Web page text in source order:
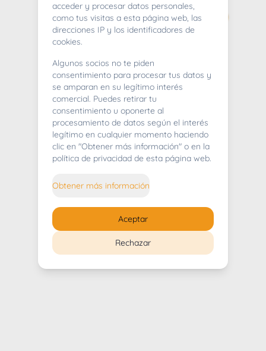
404
Whoops! Lo sentimos mucho.
acceder y procesar datos personales,
como tus visitas a esta página web, las
direcciones IP y los identificadores de
cookies.
Algunos socios no te piden
consentimiento para procesar tus datos y
se amparan en su legítimo interés
comercial. Puedes retirar tu
consentimiento u oponerte al
procesamiento de datos según el interés
legítimo en cualquier momento haciendo
clic en "Obtener más información" o en la
política de privacidad de esta página web.
Obtener más información
Rechazar
Aceptar